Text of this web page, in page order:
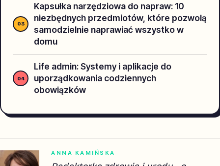
Kapsułka narzędziowa do napraw: 10
niezbędnych przedmiotów, które pozwolą
samodzielnie naprawiać wszystko w
domu
Life admin: Systemy i aplikacje do
uporządkowania codziennych
obowiązków
ANNA KAMIŃSKA